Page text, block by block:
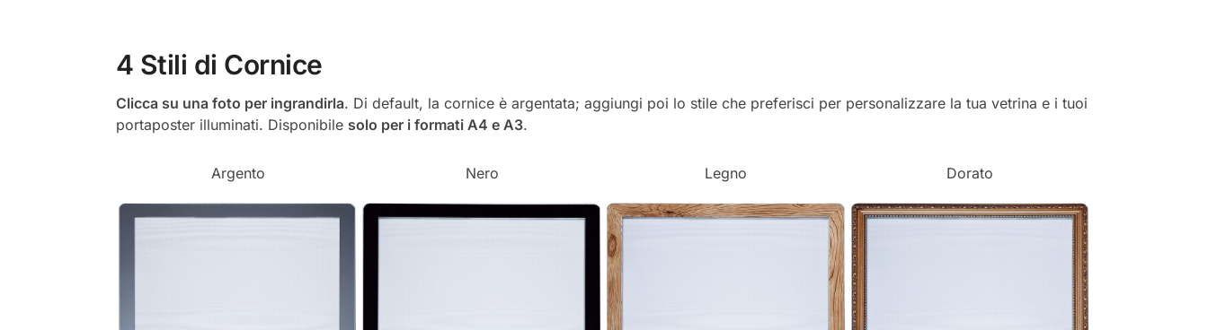
4 Stili di Cornice
Clicca su una foto per ingrandirla. Di default, la cornice è argentata; aggiungi poi lo stile che preferisci per personalizzare la tua vetrina e i tuoi
portaposter illuminati. Disponibile solo per i formati A4 e A3.
Argento Nero Legno Dorato